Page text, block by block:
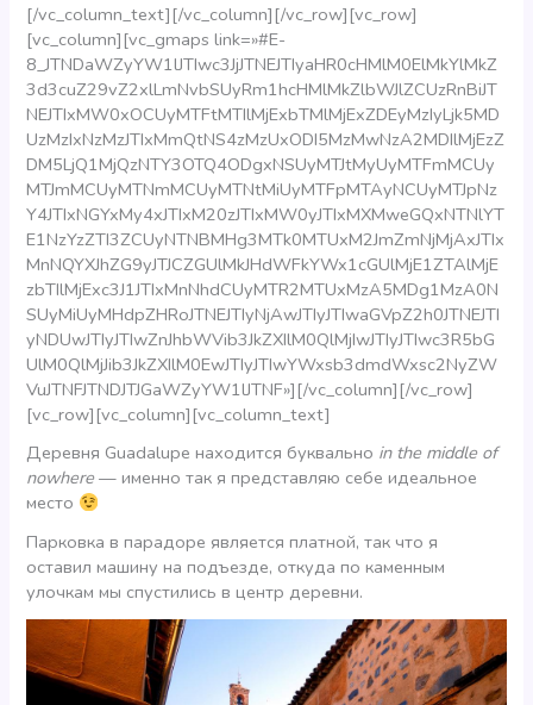
[/vc_column_text][/vc_column][/vc_row][vc_row]
[vc_column][vc_gmaps link=»#E-
8_JTNDaWZyYW1lJTIwc3JjJTNEJTIyaHR0cHMlM0ElMkYlMkZ
3d3cuZ29vZ2xlLmNvbSUyRm1hcHMlMkZlbWJlZCUzRnBiJT
NEJTIxMW0xOCUyMTFtMTIlMjExbTMlMjExZDEyMzIyLjk5MD
UzMzIxNzMzJTIxMmQtNS4zMzUxODI5MzMwNzA2MDIlMjEzZ
DM5LjQ1MjQzNTY3OTQ4ODgxNSUyMTJtMyUyMTFmMCUy
MTJmMCUyMTNmMCUyMTNtMiUyMTFpMTAyNCUyMTJpNz
Y4JTIxNGYxMy4xJTIxM20zJTIxMW0yJTIxMXMweGQxNTNlYT
E1NzYzZTI3ZCUyNTNBMHg3MTk0MTUxM2JmZmNjMjAxJTIx
MnNQYXJhZG9yJTJCZGUlMkJHdWFkYWx1cGUlMjE1ZTAlMjE
zbTIlMjExc3J1JTIxMnNhdCUyMTR2MTUxMzA5MDg1MzA0N
SUyMiUyMHdpZHRoJTNEJTIyNjAwJTIyJTIwaGVpZ2h0JTNEJTI
yNDUwJTIyJTIwZnJhbWVib3JkZXIlM0QlMjIwJTIyJTIwc3R5bG
UlM0QlMjJib3JkZXIlM0EwJTIyJTIwYWxsb3dmdWxsc2NyZW
VuJTNFJTNDJTJGaWZyYW1lJTNF»][/vc_column][/vc_row]
[vc_row][vc_column][vc_column_text]
Деревня Guadalupe находится буквально in the middle of
nowhere — именно так я представляю себе идеальное
место
Парковка в парадоре является платной, так что я
оставил машину на подъезде, откуда по каменным
улочкам мы спустились в центр деревни.